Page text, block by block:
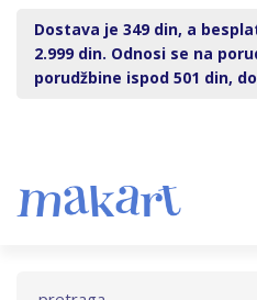
Dostava je 349 din, a
2.999 din. Odnosi se na
porudžbine ispod 501 din,